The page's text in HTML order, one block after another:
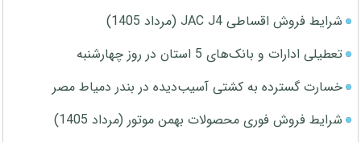
شرایط فروش اقساطی JAC J4 (مرداد 1405)
تعطیلی ادارات و بانک‌های 5 استان در روز چهارشنبه
خسارت گسترده به کشتی آسیب‌دیده در بندر دمیاط مصر
شرایط فروش فوری محصولات بهمن موتور (مرداد 1405)